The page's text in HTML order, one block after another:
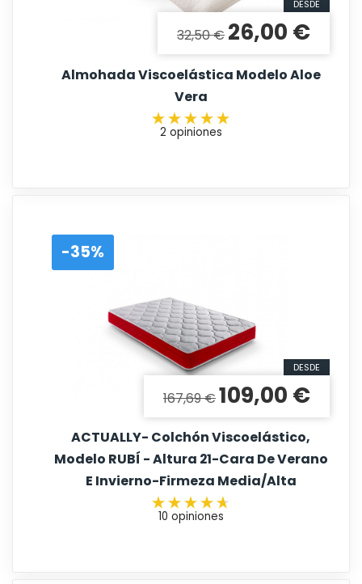
DESDE
Precio base
32,50 € Precio
26,00 €
Almohada Viscoelástica Modelo Aloe
Vera
2 opiniones
-35%
DESDE
Precio base
167,69 € Precio
109,00 €
ACTUALLY- Colchón Viscoelástico,
Modelo RUBÍ - Altura 21-Cara De Verano
E Invierno-Firmeza Media/Alta
10 opiniones